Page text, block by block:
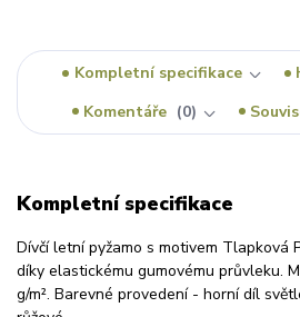
Kompletní specifikace
Komentáře
0
Kompletní specifikace
Dívčí letní pyžamo s motivem Tlapková
díky elastickému gumovému průvleku.
g/m². Barevné provedení - horní díl